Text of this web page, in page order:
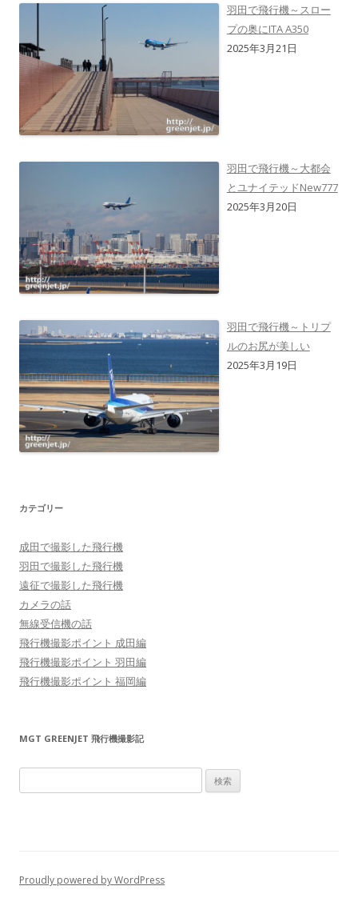
羽田で飛行機～スロー
プの奥にITA A350
2025年3月21日
羽田で飛行機～大都会
とユナイテッドNew777
2025年3月20日
羽田で飛行機～トリプ
ルのお尻が美しい
2025年3月19日
カテゴリー
成田で撮影した飛行機
羽田で撮影した飛行機
遠征で撮影した飛行機
カメラの話
無線受信機の話
飛行機撮影ポイント 成田編
飛行機撮影ポイント 羽田編
飛行機撮影ポイント 福岡編
MGT GREENJET 飛行機撮影記
索:
Proudly powered by WordPress